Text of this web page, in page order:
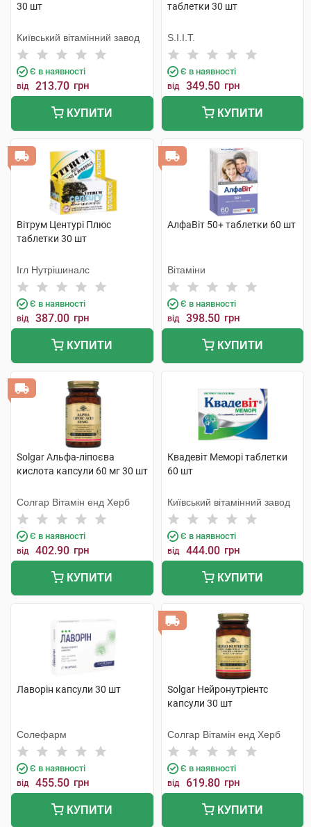
30 шт
Київський вітамінний завод
Є в наявності
від 213.70 грн
КУПИТИ
таблетки 30 шт
S.I.I.T.
Є в наявності
від 349.50 грн
КУПИТИ
Вітрум Центурі Плюс
таблетки 30 шт
Ігл Нутрішиналс
Є в наявності
від 387.00 грн
КУПИТИ
АлфаВіт 50+ таблетки 60 шт
Вітаміни
Є в наявності
від 398.50 грн
КУПИТИ
Solgar Альфа-ліпоєва
кислота капсули 60 мг 30 шт
Солгар Вітамін енд Херб
Є в наявності
від 402.90 грн
КУПИТИ
Квадевіт Меморі таблетки
60 шт
Київський вітамінний завод
Є в наявності
від 444.00 грн
КУПИТИ
Лаворін капсули 30 шт
Солефарм
Є в наявності
від 455.50 грн
КУПИТИ
Solgar Нейронутріентс
капсули 30 шт
Солгар Вітамін енд Херб
Є в наявності
від 619.80 грн
КУПИТИ